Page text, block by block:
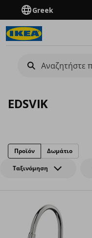
Greek
EDSVIK
Ταξινόμηση
Προϊόν Δωμάτιο